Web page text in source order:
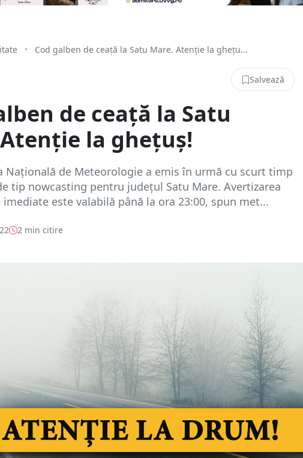
• Cod galben de ceață la Satu Mare. Atenție la ghețu...
Salvează
de ceață la Satu
la ghețuș!
Națională de Meteorologie a emis în urmă cu scurt timp
tip nowcasting pentru județul Satu Mare. Avertizarea
este valabilă până la ora 23:00, spun met...
2 min citire